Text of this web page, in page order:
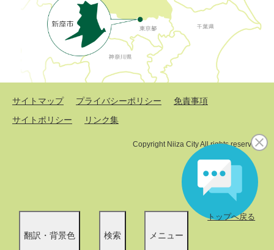
翻訳・背景色 検索 メニュー
トップへ戻る
サイトマップ プライバシーポリシー
免責事項
サイトポリシー
リンク集
Copyright Niiza City All rights reserved.